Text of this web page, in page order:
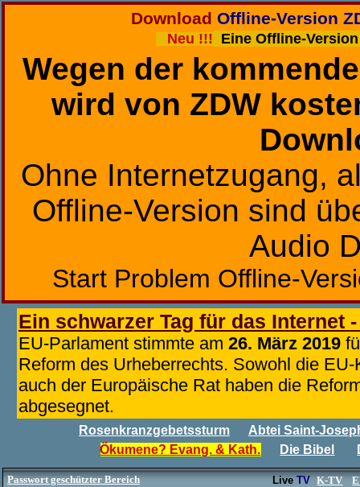
DownloadOffline-Version
Neu !!! Eine Offline-
Wegen der
wird von ZDW
Ohne Internetzugang,
Offline-Version sind
Audio
Start Problem Offline-
Ein schwarzer Tag für das Internet
EU-Parlament stimmte am 26. März 2019
Reform des Urheberrechts. Sowohl die
auch der Europäische Rat haben die
abgesegnet.
Rosenkranzgebetssturm
Abtei Saint-
Ökumene? Evang. & Kath.
Die Bibel
Passwort geschützter Bereich LiveTV K-TV